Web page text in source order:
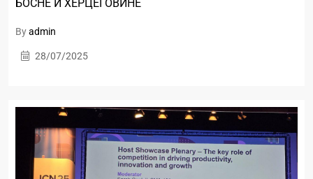
БОСНЕ И ХЕРЦЕГОВИНЕ
Byadmin
28/07/2025